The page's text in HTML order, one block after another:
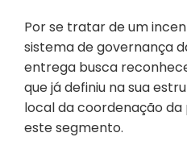
Por se tratar de um
sistema de governança
entrega busca
que já definiu na sua
local da coordenação
este segmento.